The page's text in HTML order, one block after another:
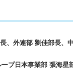
外連部 劉佳部長、
プ日本事業部 張海星